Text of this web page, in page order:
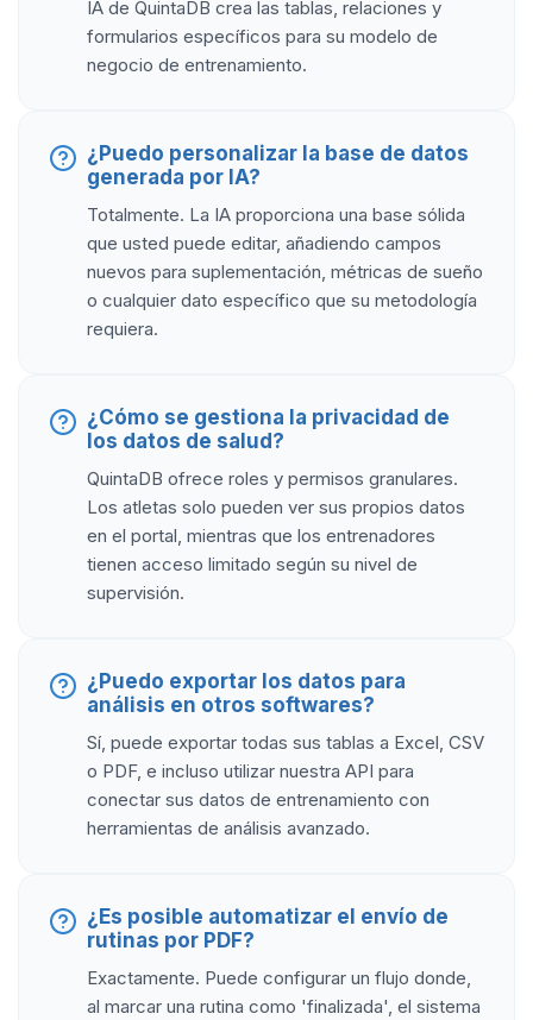
IA de QuintaDB crea las tablas, relaciones y
formularios específicos para su modelo de
negocio de entrenamiento.
¿Puedo personalizar la base de datos
generada por IA?
Totalmente. La IA proporciona una base sólida
que usted puede editar, añadiendo campos
nuevos para suplementación, métricas de sueño
o cualquier dato específico que su metodología
requiera.
¿Cómo se gestiona la privacidad de
los datos de salud?
QuintaDB ofrece roles y permisos granulares.
Los atletas solo pueden ver sus propios datos
en el portal, mientras que los entrenadores
tienen acceso limitado según su nivel de
supervisión.
¿Puedo exportar los datos para
análisis en otros softwares?
Sí, puede exportar todas sus tablas a Excel, CSV
o PDF, e incluso utilizar nuestra API para
conectar sus datos de entrenamiento con
herramientas de análisis avanzado.
¿Es posible automatizar el envío de
rutinas por PDF?
Exactamente. Puede configurar un flujo donde,
al marcar una rutina como 'finalizada', el sistema